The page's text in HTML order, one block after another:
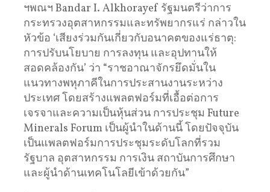
ฯพณฯ Bandar I. Alkhorayef รัฐมนตรีว่าการ
กระทรวงอุตสาหกรรมและทรัพยากรแร่ กล่าวใน
หัวข้อ ‘เสียงร่วมกันเกี่ยวกับอนาคตของแร่ธาตุ:
การปรับนโยบาย การลงทุน และอุปทานให้
สอดคล้องกัน’ ว่า “ราชอาณาจักรยึดมั่นใน
แนวทางพหุภาคีในการประสานงานระหว่าง
ประเทศ โดยสร้างแพลตฟอร์มที่เอื้อต่อการ
เจรจาและความเป็นหุ้นส่วน การประชุม Future
Minerals Forum เป็นผู้นำในด้านนี้ โดยปัจจุบัน
เป็นแพลตฟอร์มการประชุมระดับโลกที่รวม
รัฐบาล อุตสาหกรรม การเงิน สถาบันการศึกษา
และผู้นำด้านเทคโนโลยีเข้าด้วยกัน”